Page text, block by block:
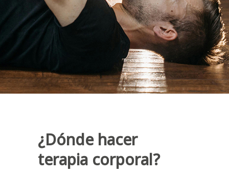
¿Dónde hacer
terapia corporal?